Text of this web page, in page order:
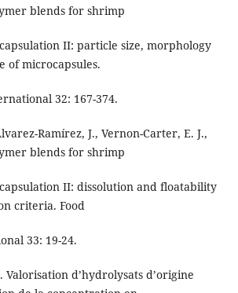
blends for shrimp
II: particle size, morphology
of microcapsules.
32: 167-374.
Ramírez, J., Vernon-Carter, E. J.,
blends for shrimp
II: dissolution and floatability
criteria. Food
33: 19-24.
Valorisation d’hydrolysats d’origine